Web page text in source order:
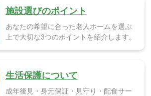
施設選びのポイント
あなたの希望に合った老人ホームを選ぶ
上で大切な3つのポイントを紹介します。
生活保護について
成年後見・身元保証・見守り・配食サー